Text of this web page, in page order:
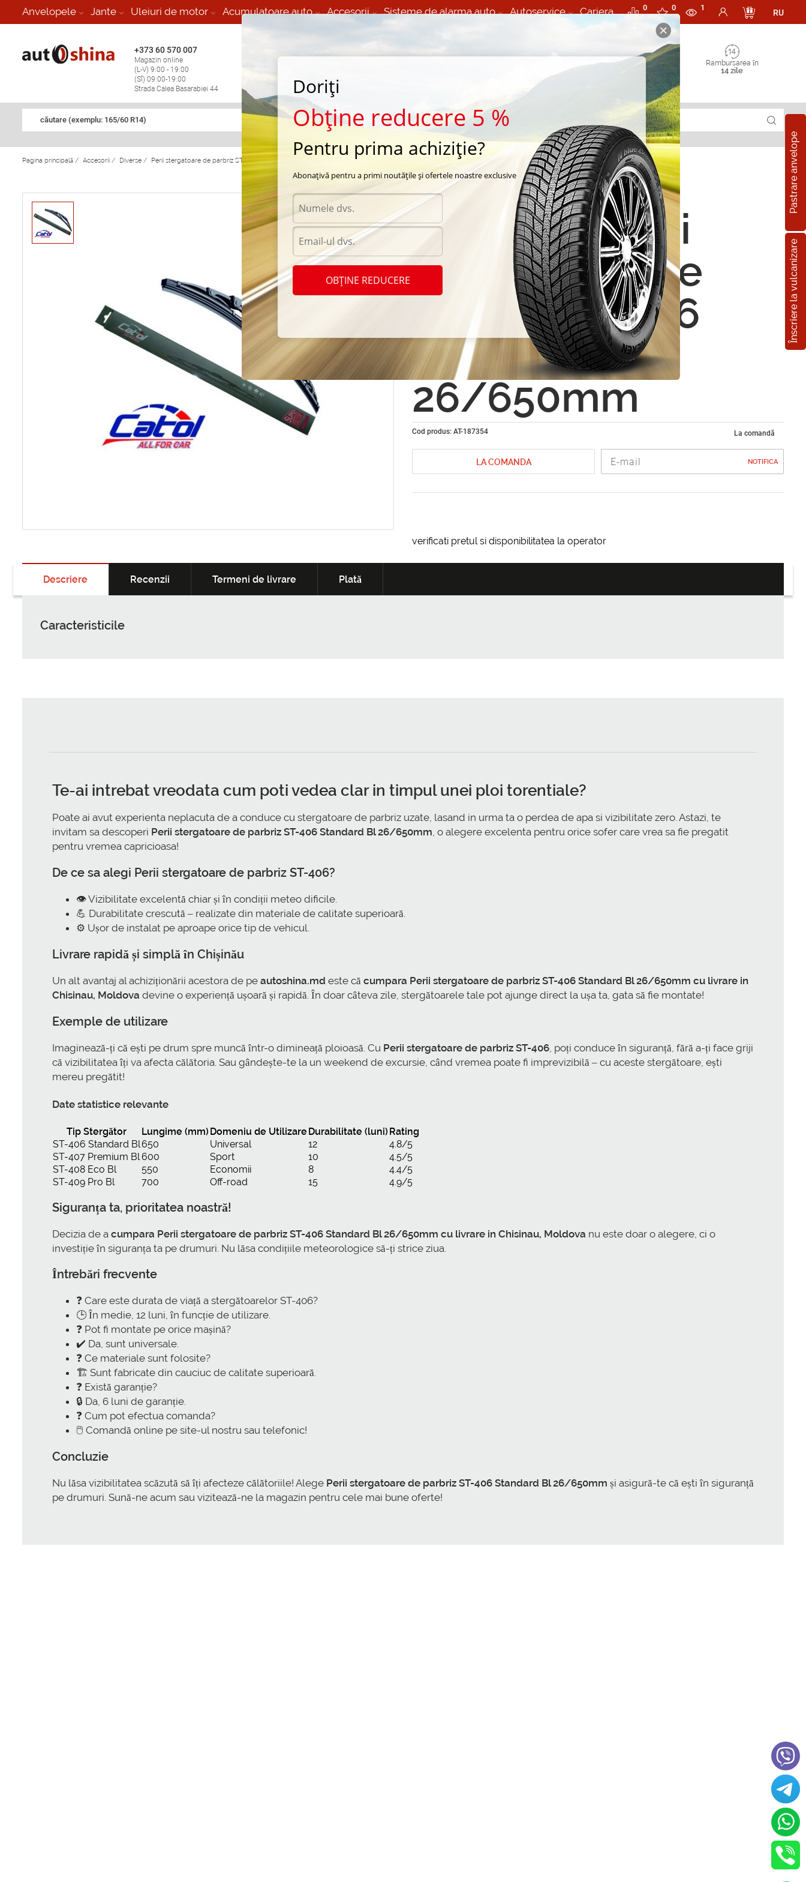
Anvelopele Jante Uleiuri de motor Acumulatoare auto Accesorii Sisteme de alarma auto Autoservice Cariera 0 0 1
RU
+373 60 570 007
Magazin online
(L-V) 9:00 - 19:00
(Sî) 09:00-19:00
Strada Calea Basarabiei 44
Vulcanizare Mobila 24/7 non
Rambursarea în
14 zile
căutare (exemplu: 165/60 R14)
Pastrare anvelope
Înscriere la vulcanizare
Pagina principală / Accesorii / Diverse / Perii stergatoare de parbriz ST-406 Standard Bl 26/650mm
Accesorii Perii
stergatoare de
parbriz ST-406
Standard Bl
26/650mm
Cod produs: AT-187354 La comandă
LA COMANDA NOTIFICA
verificati pretul si disponibilitatea la operator
Descriere Recenzii Termeni de livrare Plată
Caracteristicile
Te-ai intrebat vreodata cum poti vedea clar in timpul unei ploi torentiale?
Poate ai avut experienta neplacuta de a conduce cu stergatoare de parbriz uzate, lasand in urma ta o perdea de apa si vizibilitate zero. Astazi, te
invitam sa descoperi Perii stergatoare de parbriz ST-406 Standard Bl 26/650mm, o alegere excelenta pentru orice sofer care vrea sa fie pregatit
pentru vremea capricioasa!
De ce sa alegi Perii stergatoare de parbriz ST-406?
👁️ Vizibilitate excelentă chiar și în condiții meteo dificile.
💪 Durabilitate crescută – realizate din materiale de calitate superioară.
⚙️ Ușor de instalat pe aproape orice tip de vehicul.
Livrare rapidă și simplă în Chișinău
Un alt avantaj al achiziționării acestora de pe autoshina.md este că cumpara Perii stergatoare de parbriz ST-406 Standard Bl 26/650mm cu livrare in
Chisinau, Moldova devine o experiență ușoară și rapidă. În doar câteva zile, stergătoarele tale pot ajunge direct la ușa ta, gata să fie montate!
Exemple de utilizare
Imaginează-ți că ești pe drum spre muncă într-o dimineață ploioasă. Cu Perii stergatoare de parbriz ST-406 , poți conduce în siguranță, fără a-ți face griji
că vizibilitatea îți va afecta călătoria. Sau gândește-te la un weekend de excursie, când vremea poate fi imprevizibilă – cu aceste stergătoare, ești
mereu pregătit!
Date statistice relevante
Tip Stergător Lungime (mm) Domeniu de UtilizareDurabilitate (luni) Rating
ST-406 Standard Bl650 Universal 12
4.8/5
ST-407 Premium Bl 600 Sport 10
4.5/5
ST-408 Eco Bl
550 Economii 8
4.4/5
ST-409 Pro Bl
700 Off-road 15 4.9/5
Siguranța ta, prioritatea noastră!
Decizia de a cumpara Perii stergatoare de parbriz ST-406 Standard Bl 26/650mm cu livrare in Chisinau, Moldova nu este doar o alegere, ci o
investiție în siguranța ta pe drumuri. Nu lăsa condițiile meteorologice să-ți strice ziua.
Întrebări frecvente
❓ Care este durata de viață a stergătoarelor ST-406?
🕒 În medie, 12 luni, în funcție de utilizare.
❓ Pot fi montate pe orice mașină?
✔️ Da, sunt universale.
❓ Ce materiale sunt folosite?
🏗️ Sunt fabricate din cauciuc de calitate superioară.
❓ Există garanție?
🔒 Da, 6 luni de garanție.
❓ Cum pot efectua comanda?
🖱️ Comandă online pe site-ul nostru sau telefonic!
Concluzie
Nu lăsa vizibilitatea scăzută să îți afecteze călătoriile! Alege Perii stergatoare de parbriz ST-406 Standard Bl 26/650mm și asigură-te că ești în siguranță
pe drumuri. Sună-ne acum sau vizitează-ne la magazin pentru cele mai bune oferte!
Doriți
Obține reducere 5 %
Pentru prima achiziție?
Abonațivă pentru a primi noutățile și ofertele noastre exclusive
OBȚINE REDUCERE